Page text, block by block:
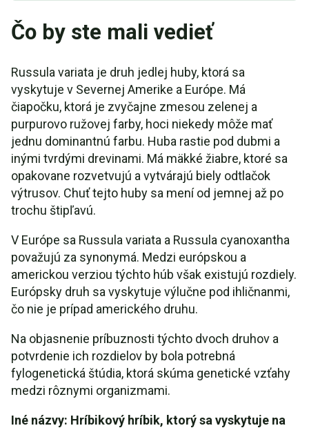
Čo by ste mali vedieť
Russula variata je druh jedlej huby, ktorá sa
vyskytuje v Severnej Amerike a Európe. Má
čiapočku, ktorá je zvyčajne zmesou zelenej a
purpurovo ružovej farby, hoci niekedy môže mať
jednu dominantnú farbu. Huba rastie pod dubmi a
inými tvrdými drevinami. Má mäkké žiabre, ktoré sa
opakovane rozvetvujú a vytvárajú biely odtlačok
výtrusov. Chuť tejto huby sa mení od jemnej až po
trochu štipľavú.
V Európe sa Russula variata a Russula cyanoxantha
považujú za synonymá. Medzi európskou a
americkou verziou týchto húb však existujú rozdiely.
Európsky druh sa vyskytuje výlučne pod ihličnanmi,
čo nie je prípad amerického druhu.
Na objasnenie príbuznosti týchto dvoch druhov a
potvrdenie ich rozdielov by bola potrebná
fylogenetická štúdia, ktorá skúma genetické vzťahy
medzi rôznymi organizmami.
Iné názvy: Hríbikový hríbik, ktorý sa vyskytuje na